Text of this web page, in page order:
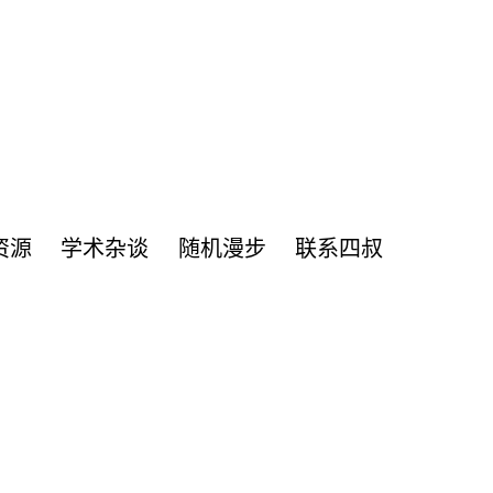
源 学术杂谈 随机漫步 联系四叔